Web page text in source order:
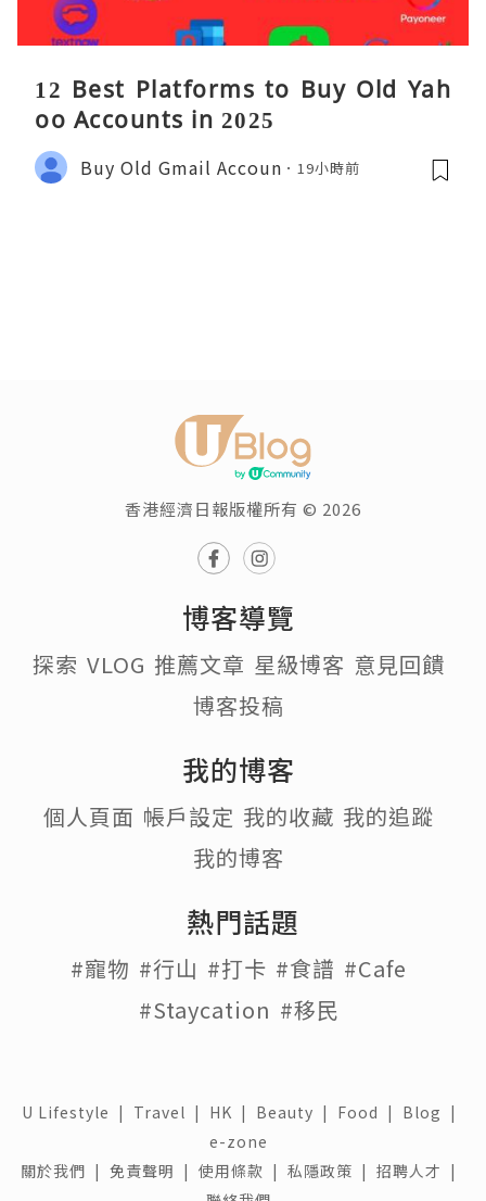
12 Best Platforms to Buy Old Yah
oo Accounts in 2025
Buy Old Gmail Accoun 19小時前
香港經濟日報版權所有 © 2026
博客導覽
探索 VLOG 推薦文章 星級博客 意見回饋
博客投稿
我的博客
個人頁面 帳戶設定 我的收藏 我的追蹤
我的博客
熱門話題
#寵物 #行山 #打卡 #食譜 #Cafe
#Staycation #移民
U Lifestyle | Travel | HK | Beauty | Food | Blog |
e-zone
關於我們 | 免責聲明 | 使用條款 | 私隱政策 | 招聘人才 |